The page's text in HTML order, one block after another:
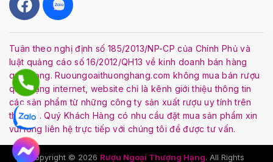
Tuân theo nghị định số 185/2013/NP-CP của Chính Phủ và
luật quảng cáo số 16/2012/QH13 về kinh doanh bán hàng
qua mạng. Ruoungoaithuonghang.com không mua bán rượu
qua mạng internet, website chỉ là kênh giới thiệu thông tin
các sản phẩm từ những công ty sản xuất rượu uy tính trên
thế giới. Quý Khách Hàng có nhu cầu đặt mua sản phẩm xin
vui lòng liên hệ trực tiếp với chúng tôi để được tư vấn.
Copyright © 2026 Rượu Ngoại Thượng Hạng. All Rights